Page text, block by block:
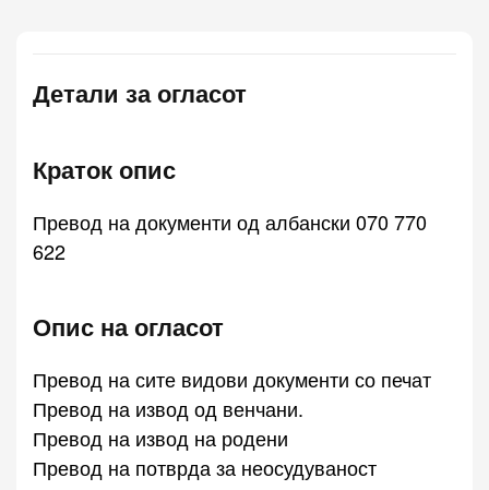
Детали за огласот
Краток опис
Превод на документи од албански 070 770
622
Опис на огласот
Превод на сите видови документи со печат
Превод на извод од венчани.
Превод на извод на родени
Превод на потврда за неосудуваност